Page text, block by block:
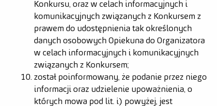
Konkursu, oraz w celach informacyjnych i
komunikacyjnych związanych z Konkursem z
prawem do udostępnienia tak określonych
danych osobowych Opiekuna do Organizatora
w celach informacyjnych i komunikacyjnych
związanych z Konkursem;
został poinformowany, że podanie przez niego
informacji oraz udzielenie upoważnienia, o
których mowa pod lit. i) powyżej, jest